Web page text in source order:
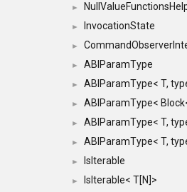
►
► InvocationState
►
► ABIParamType
► ABIParamType< T,
► ABIParamType< Block<
► ABIParamType< T,
► ABIParamType< T,
► IsIterable
► IsIterable< T[N]>